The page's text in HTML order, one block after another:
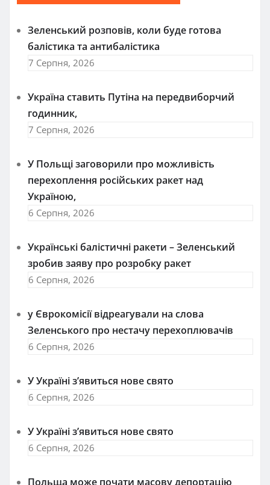
Зеленський розповів, коли буде готова
балістика та антибалістика
7 Серпня, 2026
Україна ставить Путіна на передвиборчий
годинник,
7 Серпня, 2026
У Польщі заговорили про можливість
перехоплення російських ракет над
Україною,
6 Серпня, 2026
Українські балістичні ракети – Зеленський
зробив заяву про розробку ракет
6 Серпня, 2026
у Єврокомісії відреагували на слова
Зеленського про нестачу перехоплювачів
6 Серпня, 2026
У Україні з’явиться нове свято
6 Серпня, 2026
У Україні з’явиться нове свято
6 Серпня, 2026
Польща може почати масову депортацію